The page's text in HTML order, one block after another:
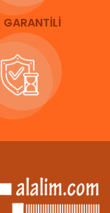
GARANTİLİ